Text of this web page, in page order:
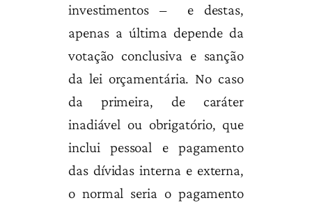
investimentos – e destas,
apenas a última depende da
votação conclusiva e sanção
da lei orçamentária. No caso
da primeira, de caráter
inadiável ou obrigatório, que
inclui pessoal e pagamento
das dívidas interna e externa,
o normal seria o pagamento